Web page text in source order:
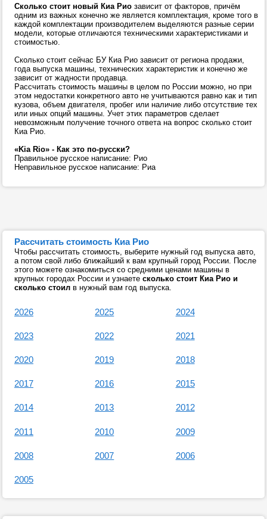
Сколько стоит новый Киа Рио зависит от факторов, причём
одним из важных конечно же является комплектация, кроме того в
каждой комплектации производителем выделяются разные серии
модели, которые отличаются техническими характеристиками и
стоимостью.
Сколько стоит сейчас БУ Киа Рио зависит от региона продажи,
года выпуска машины, технических характеристик и конечно же
зависит от жадности продавца.
Рассчитать стоимость машины в целом по России можно, но при
этом недостатки конкретного авто не учитываются равно как и тип
кузова, объем двигателя, пробег или наличие либо отсутствие тех
или иных опций машины. Учет этих параметров сделает
невозможным получение точного ответа на вопрос сколько стоит
Киа Рио.
«Kia Rio» - Как это по-русски?
Правильное русское написание: Рио
Неправильное русское написание: Риа
Рассчитать стоимость Киа Рио
Чтобы рассчитать стоимость, выберите нужный год выпуска авто,
а потом свой либо ближайший к вам крупный город России. После
этого можете ознакомиться со средними ценами машины в
крупных городах России и узнаете сколько стоит Киа Рио и
сколько стоил в нужный вам год выпуска.
2026 2025 2024
2023 2022 2021
2020 2019 2018
2017 2016 2015
2014 2013 2012
2011 2010 2009
2008 2007 2006
2005